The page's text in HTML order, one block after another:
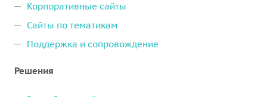
Корпоративные сайты
Сайты по тематикам
Поддержка и сопровождение
Решения